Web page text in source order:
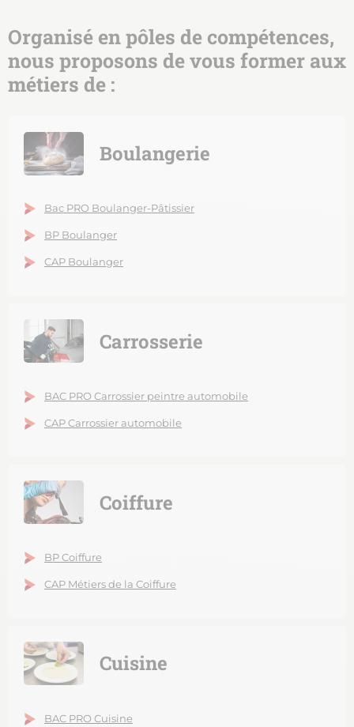
Organisé en pôles de compétences,
nous proposons de vous former aux
métiers de :
Boulangerie
Bac PRO Boulanger-Pâtissier
BP Boulanger
CAP Boulanger
Carrosserie
BAC PRO Carrossier peintre automobile
CAP Carrossier automobile
Coiffure
BP Coiffure
CAP Métiers de la Coiffure
Cuisine
BAC PRO Cuisine